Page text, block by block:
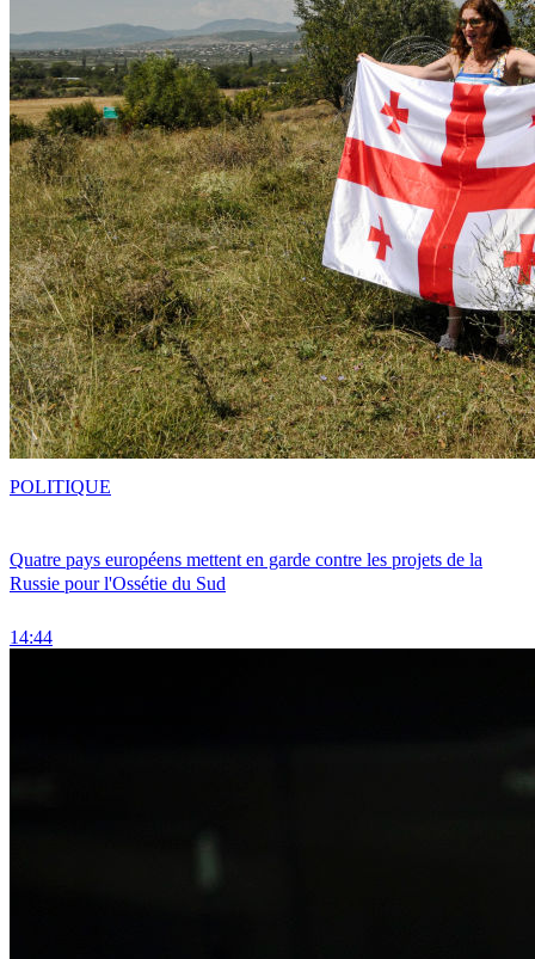
Quatre pays européens mettent en garde contre les projets de la
Russie pour l'Ossétie du Sud
14:44
POLITIQUE